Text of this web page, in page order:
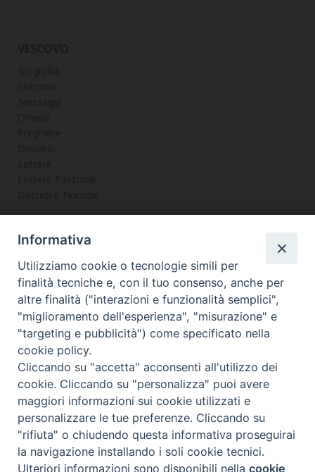
Informazioni
Vicario Generale
Uffici
Servizi
Diocesi di Noto
COPYRIGHT © 2017 - DIOCESI DI NOTO
WEBMASTER PAOLO MANENTI-
t y i
Informativa
Utilizziamo cookie o tecnologie simili per
finalità tecniche e, con il tuo consenso, anche per
altre finalità ("interazioni e funzionalità semplici",
"miglioramento dell'esperienza", "misurazione" e
"targeting e pubblicità") come specificato nella
cookie policy.
Cliccando su "accetta" acconsenti all'utilizzo dei
cookie. Cliccando su "personalizza" puoi avere
maggiori informazioni sui cookie utilizzati e
personalizzare le tue preferenze. Cliccando su
"rifiuta" o chiudendo questa informativa proseguirai
la navigazione installando i soli cookie tecnici.
Ulteriori informazioni sono disponibili nellacookie